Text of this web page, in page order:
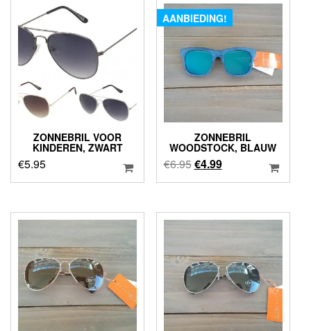
ZONNEBRIL VOOR
KINDEREN, ZWART
€5.95
AANBIEDING!
ZONNEBRIL
WOODSTOCK, BLAUW
€6.95Oorspronkelijke
prijs
€6.95.
€4.99Huidige
prijs
€4.99.